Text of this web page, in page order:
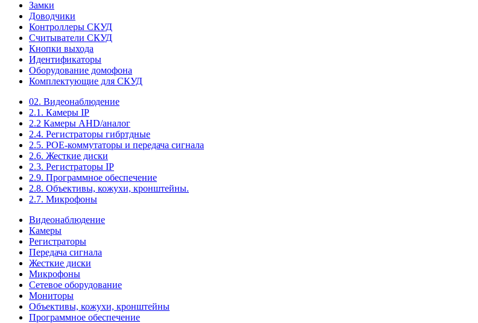
Замки
Доводчики
Контроллеры СКУД
Считыватели СКУД
Кнопки выхода
Идентификаторы
Оборудование домофона
Комплектующие для СКУД
02. Видеонаблюдение
2.1. Камеры IP
2.2 Камеры AHD/аналог
2.4. Регистраторы гибртдные
2.5. РОЕ-коммутаторы и передача сигнала
2.6. Жесткие диски
2.3. Регистраторы IP
2.9. Программное обеспечение
2.8. Объективы, кожухи, кронштейны.
2.7. Микрофоны
Видеонаблюдение
Камеры
Регистраторы
Передача сигнала
Жесткие диски
Микрофоны
Сетевое оборудование
Мониторы
Объективы, кожухи, кронштейны
Программное обеспечение